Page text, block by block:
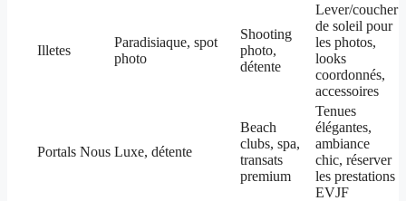
Illetes
Paradisiaque, spot
photo
Shooting
photo,
détente
Lever/coucher
de soleil pour
les photos,
looks
coordonnés,
accessoires
Portals Nous Luxe, détente
Beach
clubs, spa,
transats
premium
Tenues
élégantes,
ambiance
chic, réserver
les prestations
EVJF